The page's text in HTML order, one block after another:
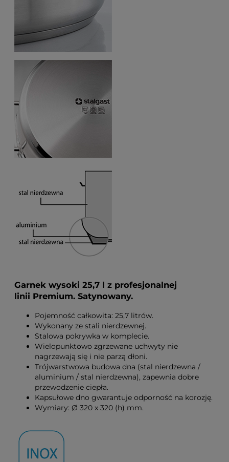
Garnek wysoki 25,7 l z profesjonalnej
linii Premium. Satynowany.
Pojemność całkowita: 25,7 litrów.
Wykonany ze stali nierdzewnej.
Stalowa pokrywka w komplecie.
Wielopunktowo zgrzewane uchwyty nie
nagrzewają się i nie parzą dłoni.
Trójwarstwowa budowa dna (stal nierdzewna /
aluminium / stal nierdzewna), zapewnia dobre
przewodzenie ciepła.
Kapsułowe dno gwarantuje odporność na korozję.
Wymiary: Ø 320 x 320 (h) mm.